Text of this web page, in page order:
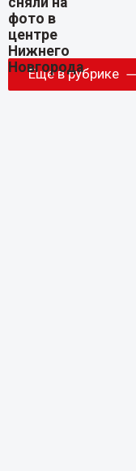
Еще в рубрике